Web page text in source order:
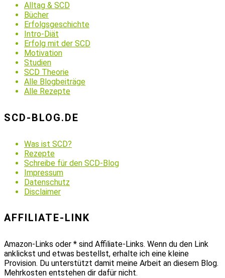
Alltag & SCD
Bücher
Erfolgsgeschichte
Intro-Diät
Erfolg mit der SCD
Motivation
Studien
SCD Theorie
Alle Blogbeiträge
Alle Rezepte
SCD-BLOG.DE
Was ist SCD?
Rezepte
Schreibe für den SCD-Blog
Impressum
Datenschutz
Disclaimer
AFFILIATE-LINK
Amazon-Links oder * sind Affiliate-Links. Wenn du den Link
anklickst und etwas bestellst, erhalte ich eine kleine
Provision. Du unterstützt damit meine Arbeit an diesem Blog.
Mehrkosten entstehen dir dafür nicht.